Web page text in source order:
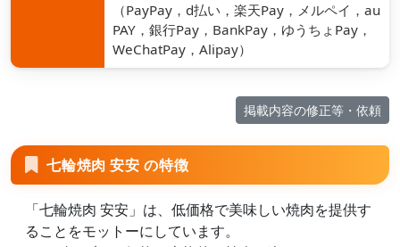
（PayPay，d払い，楽天Pay，メルペイ，au
PAY，銀行Pay，BankPay，ゆうちょPay，
WeChatPay，Alipay）
掲載内容の修正等・依頼
七輪焼肉 安安 の特徴
「七輪焼肉 安安」は、低価格で美味しい焼肉を提供す
ることをモットーにしています。